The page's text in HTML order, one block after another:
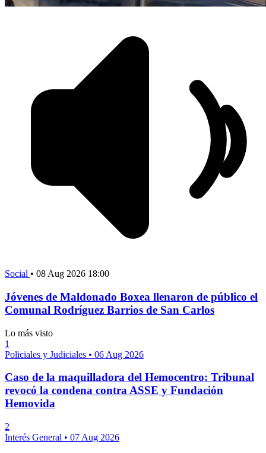
Social • 08 Aug 2026 18:00
Jóvenes de Maldonado Boxea llenaron de público el
Comunal Rodríguez Barrios de San Carlos
Lo más visto
1
Policiales y Judiciales • 06 Aug 2026
Caso de la maquilladora del Hemocentro: Tribunal
revocó la condena contra ASSE y Fundación
Hemovida
2
Interés General • 07 Aug 2026